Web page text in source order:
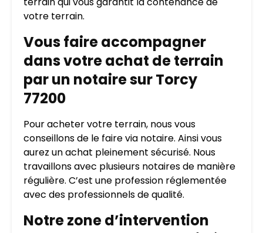
votre terrain.
Vous faire accompagner
dans votre achat de terrain
par un notaire sur Torcy
77200
Pour acheter votre terrain, nous vous
conseillons de le faire via notaire. Ainsi vous
aurez un achat pleinement sécurisé. Nous
travaillons avec plusieurs notaires de manière
régulière. C’est une profession réglementée
avec des professionnels de qualité.
Notre zone d’intervention